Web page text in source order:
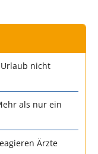
nicht
als nur ein
Ärzte